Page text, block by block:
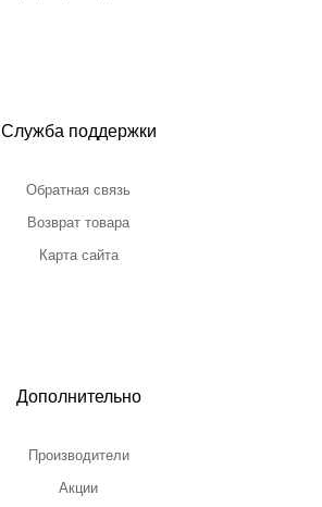
Служба поддержки
Обратная связь
Возврат товара
Карта сайта
Дополнительно
Производители
Акции